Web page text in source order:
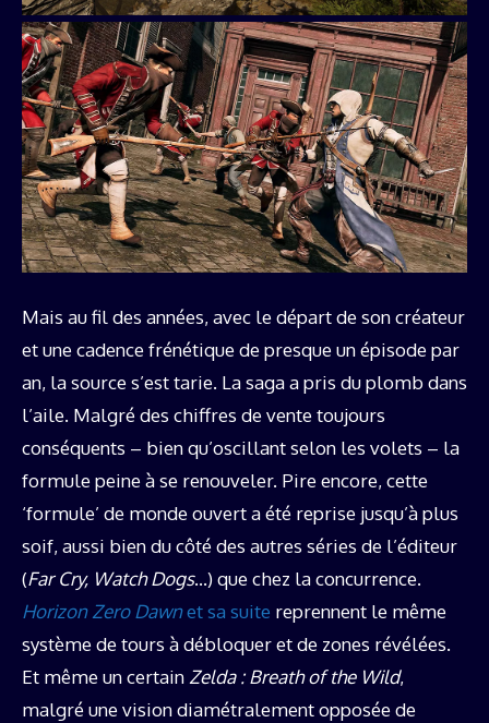
Mais au fil des années, avec le départ de son créateur
et une cadence frénétique de presque un épisode par
an, la source s’est tarie. La saga a pris du plomb dans
l’aile. Malgré des chiffres de vente toujours
conséquents – bien qu’oscillant selon les volets – la
formule peine à se renouveler. Pire encore, cette
‘formule’ de monde ouvert a été reprise jusqu’à plus
soif, aussi bien du côté des autres séries de l’éditeur
(Far Cry, Watch Dogs…) que chez la concurrence.
Horizon Zero Dawnet sa suite reprennent le même
système de tours à débloquer et de zones révélées.
Et même un certainZelda : Breath of the Wild,
malgré une vision diamétralement opposée de